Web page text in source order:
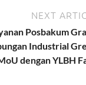
NEXT
Posbakum
Industrial
dengan YLBH